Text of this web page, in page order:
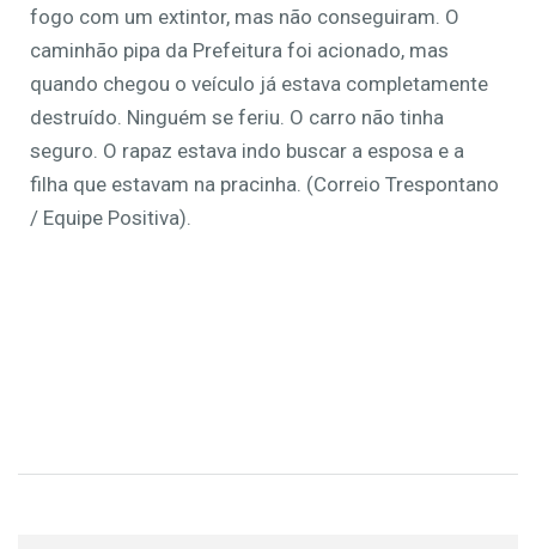
fogo com um extintor, mas não conseguiram. O
caminhão pipa da Prefeitura foi acionado, mas
quando chegou o veículo já estava completamente
destruído. Ninguém se feriu. O carro não tinha
seguro. O rapaz estava indo buscar a esposa e a
filha que estavam na pracinha. (Correio Trespontano
/ Equipe Positiva).